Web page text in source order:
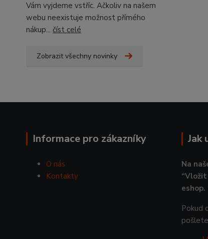
Vám vyjdeme vstříc. Ačkoliv na našem
webu neexistuje možnost přímého
nákup... číst celé
Zobrazit všechny novinky
Informace pro zákazníky
O nás
Kontakty
Jak
Na
eshop.
Pokud